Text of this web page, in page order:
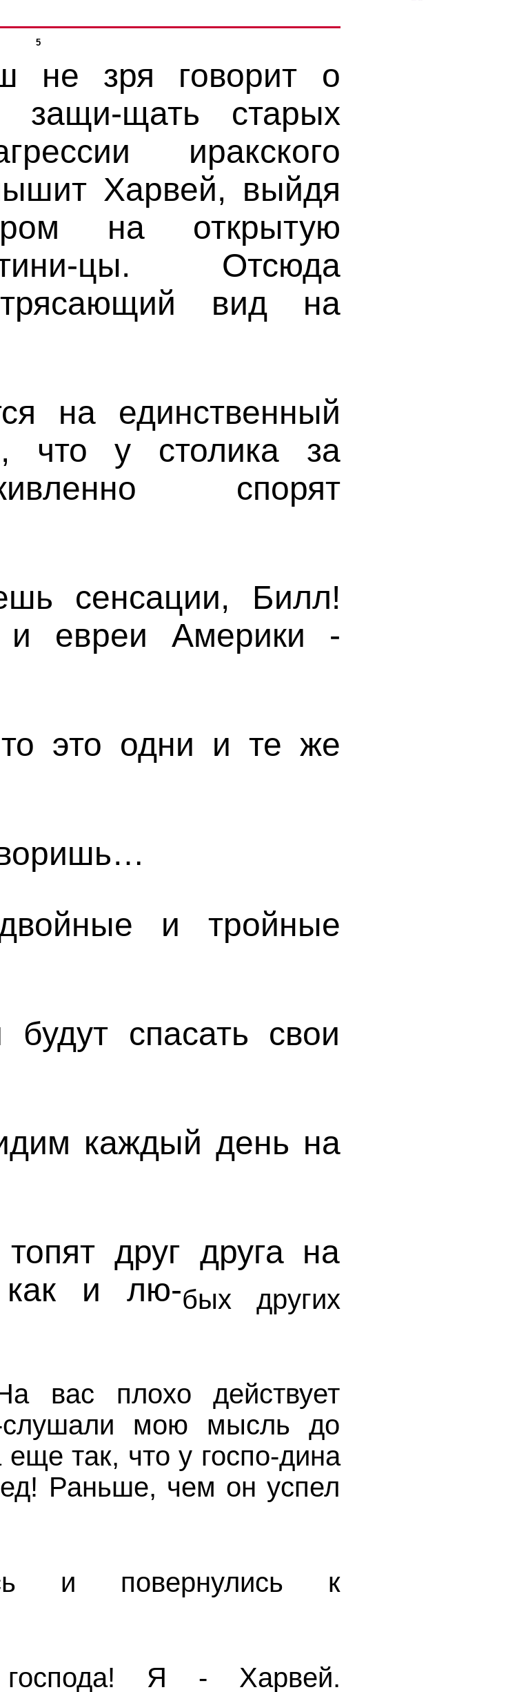
5
не зря говорит о
защи-щать старых
иракского
Харвей, выйдя
на открытую
цы. Отсюда
вид на
на единственный
что у столика за
спорят
сенсации, Билл!
и евреи Америки -
это одни и те же
и тройные
спасать свои
каждый день на
друг друга на
и лю-бых других
вас плохо действует
мою мысль до
так, что у госпо-дина
Раньше, чем он успел
и повернулись к
господа! Я - Харвей.